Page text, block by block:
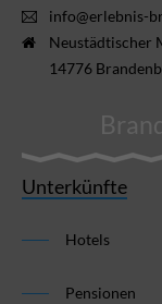
info@erlebnis-
Neustädtischer
14776
Unterkünfte
Hotels
Pensionen